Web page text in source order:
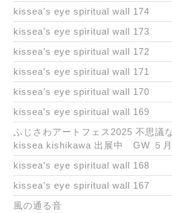
kissea’s eye spiritual wall 174
kissea’s eye spiritual wall 173
kissea’s eye spiritual wall 172
kissea’s eye spiritual wall 171
kissea’s eye spiritual wall 170
kissea’s eye spiritual wall 169
ふじさわアートフェス2025 不思議
kissea kishikawa 出展中 GW ５月
kissea’s eye spiritual wall 168
kissea’s eye spiritual wall 167
風の通る音